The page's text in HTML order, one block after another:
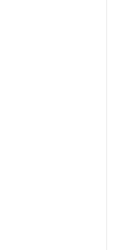
tái định cư khi